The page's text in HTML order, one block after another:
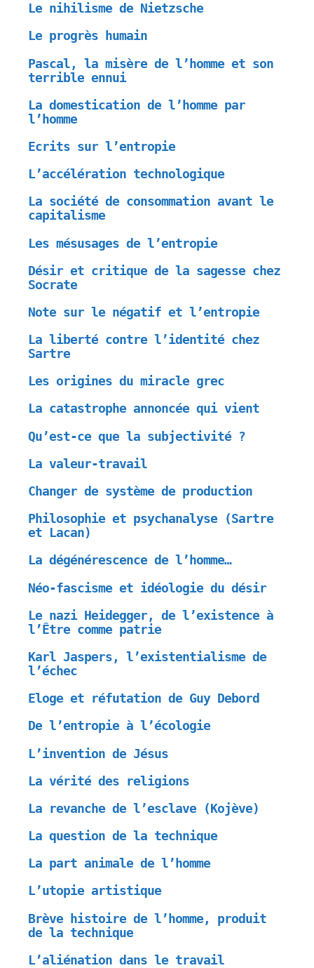
Le nihilisme de Nietzsche
Le progrès humain
Pascal, la misère de l’homme et son
terrible ennui
La domestication de l’homme par
l’homme
Ecrits sur l’entropie
L’accélération technologique
La société de consommation avant le
capitalisme
Les mésusages de l’entropie
Désir et critique de la sagesse chez
Socrate
Note sur le négatif et l’entropie
La liberté contre l’identité chez
Sartre
Les origines du miracle grec
La catastrophe annoncée qui vient
Qu’est-ce que la subjectivité ?
La valeur-travail
Changer de système de production
Philosophie et psychanalyse (Sartre
et Lacan)
La dégénérescence de l’homme…
Néo-fascisme et idéologie du désir
Le nazi Heidegger, de l’existence à
l’Être comme patrie
Karl Jaspers, l’existentialisme de
l’échec
Eloge et réfutation de Guy Debord
De l’entropie à l’écologie
L’invention de Jésus
La vérité des religions
La revanche de l’esclave (Kojève)
La question de la technique
La part animale de l’homme
L’utopie artistique
Brève histoire de l’homme, produit
de la technique
L’aliénation dans le travail